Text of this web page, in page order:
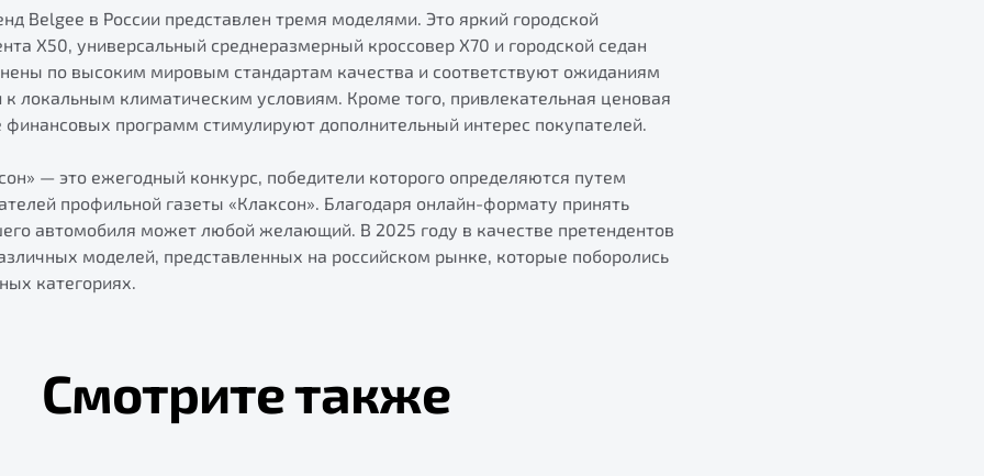
Belgee в России представлен тремя моделями. Это яркий городской
X50, универсальный среднеразмерный кроссовер X70 и городской седан
по высоким мировым стандартам качества и соответствуют ожиданиям
к локальным климатическим условиям. Кроме того, привлекательная ценовая
финансовых программ стимулируют дополнительный интерес покупателей.
— это ежегодный конкурс, победители которого определяются путем
профильной газеты «Клаксон». Благодаря онлайн-формату принять
автомобиля может любой желающий. В 2025 году в качестве претендентов
моделей, представленных на российском рынке, которые поборолись
категориях.
Смотрите также